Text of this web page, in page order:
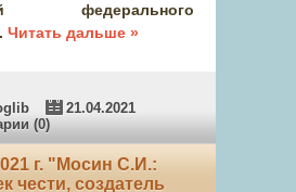
федерального
Читать дальше »
21.04.2021
(0)
г. "Мосин С.И.:
чести, создатель